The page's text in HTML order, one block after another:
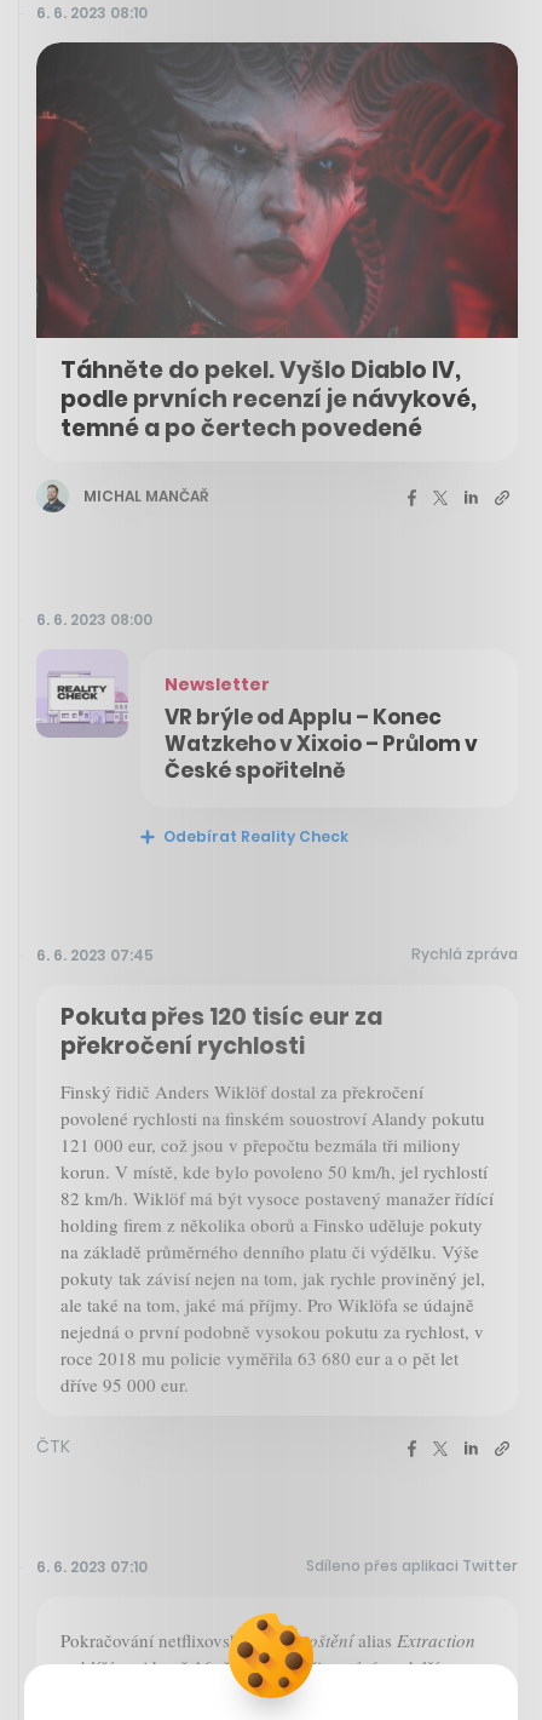
6. 6. 2023 08:10
Táhněte do pekel. Vyšlo Diablo IV,
podle prvních recenzí je návykové,
temné a po čertech povedené
MICHAL MANČAŘ
6. 6. 2023 08:00
Newsletter
VR brýle od Applu – Konec
Watzkeho v Xixoio – Průlom v
České spořitelně
Odebírat Reality Check
6. 6. 2023 07:45 Rychlá zpráva
Pokuta přes 120 tisíc eur za
překročení rychlosti
Finský řidič Anders Wiklöf dostal za překročení
povolené rychlosti na finském souostroví Alandy pokutu
121 000 eur, což jsou v přepočtu bezmála tři miliony
korun. V místě, kde bylo povoleno 50 km/h, jel rychlostí
82 km/h. Wiklöf má být vysoce postavený manažer řídící
holding firem z několika oborů a Finsko uděluje pokuty
na základě průměrného denního platu či výdělku. Výše
pokuty tak závisí nejen na tom, jak rychle proviněný jel,
ale také na tom, jaké má příjmy. Pro Wiklöfa se údajně
nejedná o první podobně vysokou pokutu za rychlost, v
roce 2018 mu policie vyměřila 63 680 eur a o pět let
dříve 95 000 eur.
ČTK
6. 6. 2023 07:10 Sdíleno přes aplikaci Twitter
Pokračování netflixovského Vyproštěníalias Extraction
se blíží, vyjde už 16. června. A připomíná se další
ukázkou, ve které kromě Chrise Hemswortha nechybí ani